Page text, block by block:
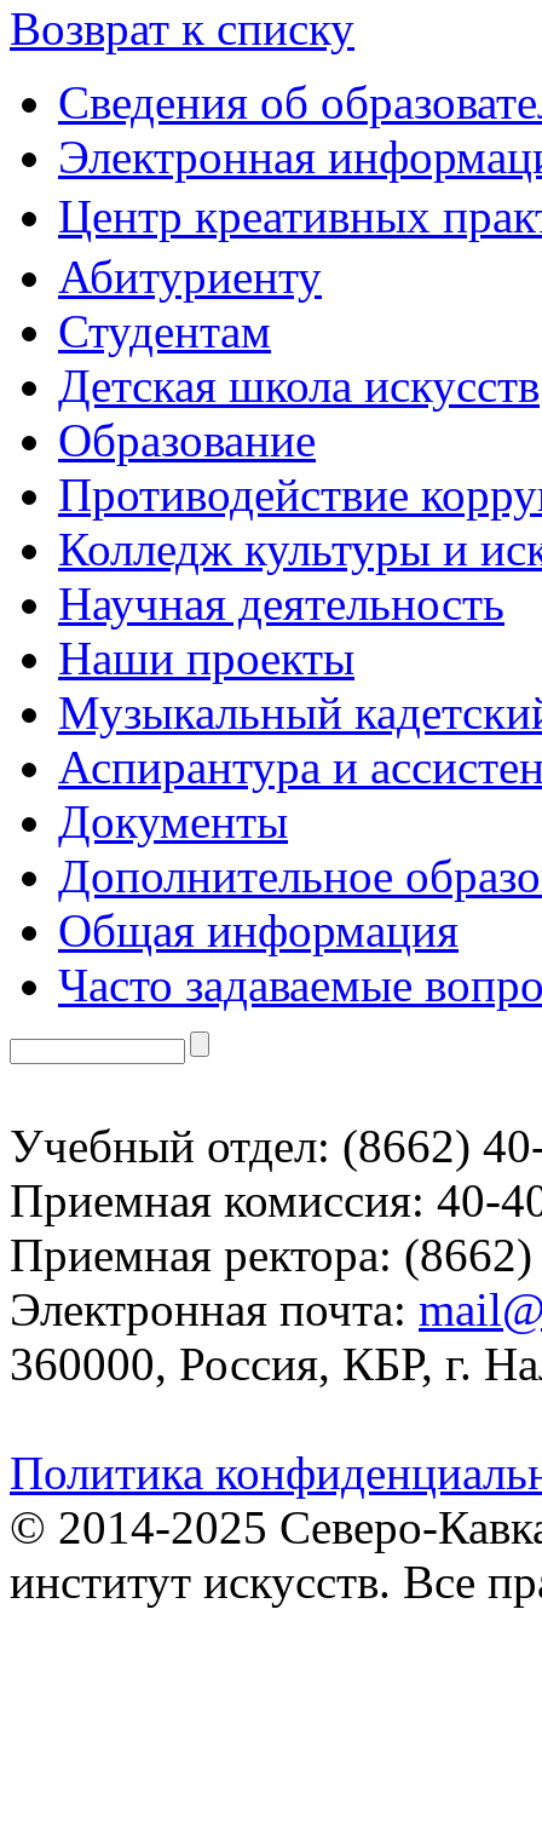
Возврат к списку
Сведения об
Электронная
Центр креативных
Абитуриенту
Студентам
Детская школа искусств
Образование
Противодействие
Колледж культуры и
Научная деятельность
Наши проекты
Музыкальный
Аспирантура и
Документы
Дополнительное
Общая информация
Часто задаваемые
Учебный отдел: (8662)
Приемная комиссия: 40-
Приемная ректора:
Электронная почта:
360000, Россия, КБР, г.
Политика
© 2014-2025 Северо-
институт искусств. Все